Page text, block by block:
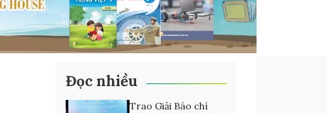
Đọc nhiều
Trao Giải Báo chí